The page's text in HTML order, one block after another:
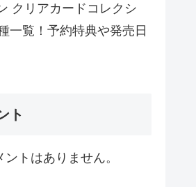
クリアカードコレクシ
一覧！予約特典や発売日
ト
トはありません。